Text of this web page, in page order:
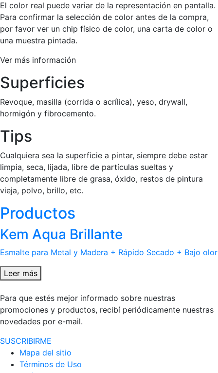
El color real puede variar de la representación en pantalla.
Para confirmar la selección de color antes de la compra,
por favor ver un chip físico de color, una carta de color o
una muestra pintada.
Ver más información
Superficies
Revoque, masilla (corrida o acrílica), yeso, drywall,
hormigón y fibrocemento.
Tips
Cualquiera sea la superficie a pintar, siempre debe estar
limpia, seca, lijada, libre de partículas sueltas y
completamente libre de grasa, óxido, restos de pintura
vieja, polvo, brillo, etc.
Productos
Kem Aqua Brillante
Esmalte para Metal y Madera + Rápido Secado + Bajo olor
Leer más
Para que estés mejor informado sobre nuestras
promociones y productos, recibí periódicamente nuestras
novedades por e-mail.
SUSCRIBIRME
Mapa del sitio
Términos de Uso